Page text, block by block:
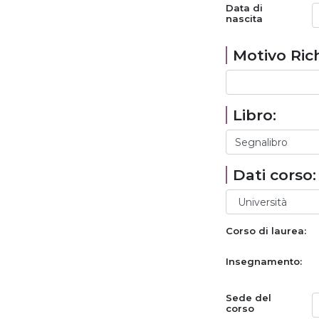
Data di
nascita
Motivo
Libro:
Dati corso:
Corso di laurea:
Insegnamento:
Sede del
corso